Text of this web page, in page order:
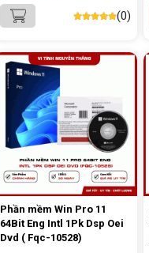
(0)
Phần mềm Win Pro 11
64Bit Eng Intl 1Pk Dsp Oei
Dvd ( Fqc-10528)